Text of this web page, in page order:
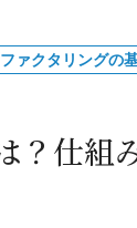
ファクタリングの
？仕組